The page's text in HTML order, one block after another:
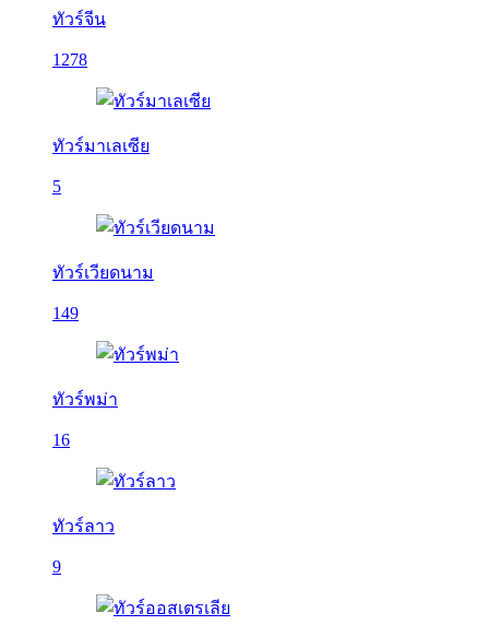
ทัวร์จีน
1278
ทัวร์มาเลเซีย
5
ทัวร์เวียดนาม
149
ทัวร์พม่า
16
ทัวร์ลาว
9